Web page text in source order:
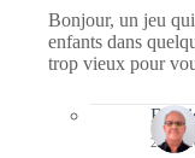
Bonjour, un jeu
enfants dans
trop vieux pour
22/11/